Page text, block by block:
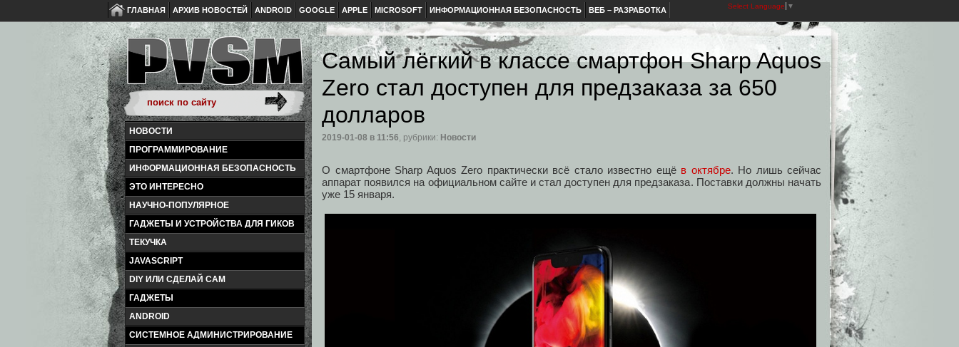
ГЛАВНАЯ АРХИВ НОВОСТЕЙ ANDROID GOOGLE APPLE MICROSOFT ИНФОРМАЦИОННАЯ БЕЗОПАСНОСТЬ ВЕБ – РАЗРАБОТКА Select Language ▼
НОВОСТИ
ПРОГРАММИРОВАНИЕ
ИНФОРМАЦИОННАЯ БЕЗОПАСНОСТЬ
ЭТО ИНТЕРЕСНО
НАУЧНО-ПОПУЛЯРНОЕ
ГАДЖЕТЫ И УСТРОЙСТВА ДЛЯ ГИКОВ
ТЕКУЧКА
JAVASCRIPT
DIY ИЛИ СДЕЛАЙ САМ
ГАДЖЕТЫ
ANDROID
СИСТЕМНОЕ АДМИНИСТРИРОВАНИЕ
Самый лёгкий в классе смартфон Sharp Aquos
Zero стал доступен для предзаказа за 650
долларов
2019-01-08 в 11:56, рубрики: Новости
О смартфоне Sharp Aquos Zero практически всё стало известно ещё в октябре. Но лишь сейчас
аппарат появился на официальном сайте и стал доступен для предзаказа. Поставки должны начать
уже 15 января.